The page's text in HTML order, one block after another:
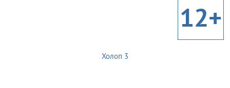
12+
Холоп 3